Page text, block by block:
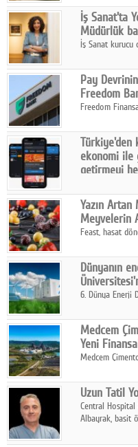
katmanlı bir
İş Sanat'ta
Müdürlük
İş Sanat kurucu
Pay
Freedom
Freedom
Turkish Bank'ın
karar verildi.
Türkiye'den
ekonomi ile
getirmeyi
ekonomi ile
kurmayı
Yazın
Meyvelerin
Feast, hasat
pratik, güvenilir
Dünyanın
6. Dünya Enerji
sahipliğinde
Medcem
Yeni
Medcem
Uzun Tatil
Central Hospital
Albayrak, basit